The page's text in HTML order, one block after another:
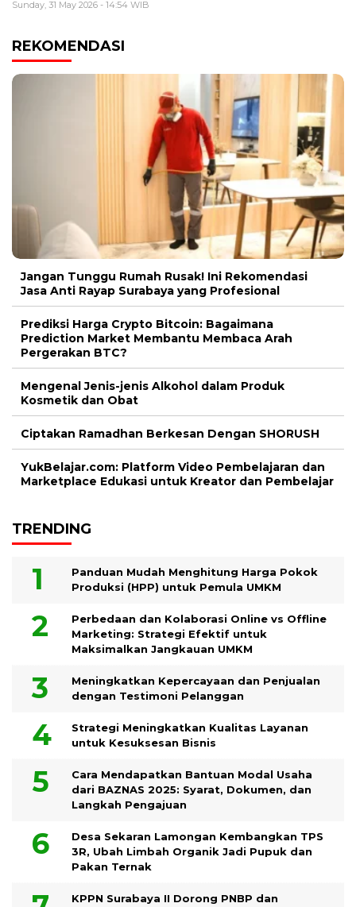
Sunday, 31 May 2026 - 14:54 WIB
REKOMENDASI
Jangan Tunggu Rumah Rusak! Ini Rekomendasi
Jasa Anti Rayap Surabaya yang Profesional
Prediksi Harga Crypto Bitcoin: Bagaimana
Prediction Market Membantu Membaca Arah
Pergerakan BTC?
Mengenal Jenis-jenis Alkohol dalam Produk
Kosmetik dan Obat
Ciptakan Ramadhan Berkesan Dengan SHORUSH
YukBelajar.com: Platform Video Pembelajaran dan
Marketplace Edukasi untuk Kreator dan Pembelajar
TRENDING
Panduan Mudah Menghitung Harga Pokok
Produksi (HPP) untuk Pemula UMKM
Perbedaan dan Kolaborasi Online vs Offline
Marketing: Strategi Efektif untuk
Maksimalkan Jangkauan UMKM
Meningkatkan Kepercayaan dan Penjualan
dengan Testimoni Pelanggan
Strategi Meningkatkan Kualitas Layanan
untuk Kesuksesan Bisnis
Cara Mendapatkan Bantuan Modal Usaha
dari BAZNAS 2025: Syarat, Dokumen, dan
Langkah Pengajuan
Desa Sekaran Lamongan Kembangkan TPS
3R, Ubah Limbah Organik Jadi Pupuk dan
Pakan Ternak
KPPN Surabaya II Dorong PNBP dan